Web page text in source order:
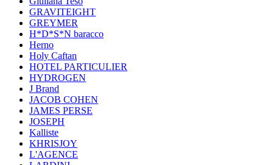
GRAVITEIGHT
GREYMER
H*D*S*N baracco
Herno
Holy Caftan
HOTEL PARTICULIER
HYDROGEN
J Brand
JACOB COHEN
JAMES PERSE
JOSEPH
Kalliste
KHRISJOY
L'AGENCE